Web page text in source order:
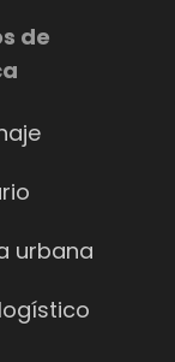
de
urbana